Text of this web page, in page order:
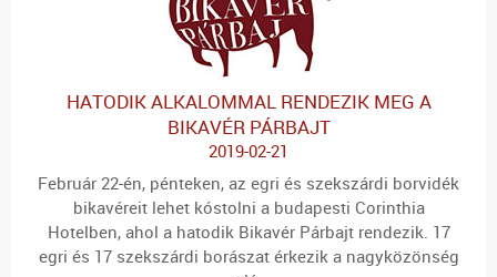
HATODIK ALKALOMMAL RENDEZIK MEG A
BIKAVÉR PÁRBAJT
2019-02-21
Február 22-én, pénteken, az egri és szekszárdi borvidék
bikavéreit lehet kóstolni a budapesti Corinthia
Hotelben, ahol a hatodik Bikavér Párbajt rendezik. 17
egri és 17 szekszárdi borászat érkezik a nagyközönség